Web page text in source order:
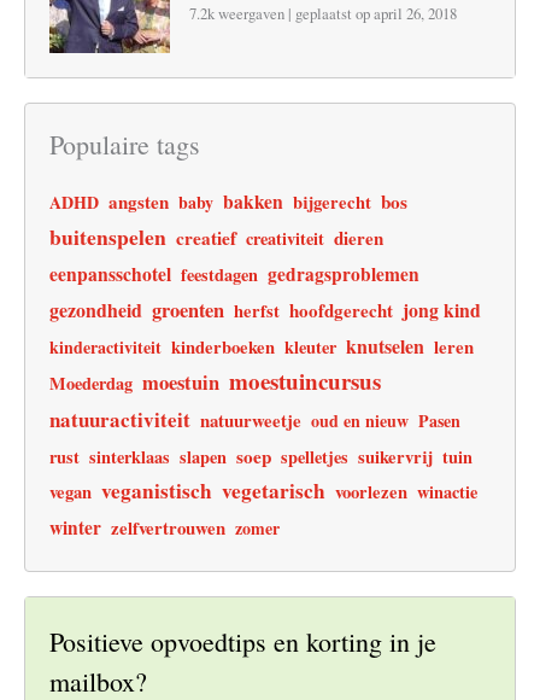
7.2k weergaven | geplaatst op april 26, 2018
Populaire tags
ADHD angsten baby bakken bijgerecht bos
buitenspelen creatief creativiteit dieren
eenpansschotel feestdagen gedragsproblemen
gezondheid groenten herfst hoofdgerecht jong kind
kinderactiviteit kinderboeken kleuter knutselen leren
Moederdag moestuin moestuincursus
natuuractiviteit natuurweetje oud en nieuw Pasen
rust sinterklaas slapen soep spelletjes suikervrij tuin
vegan veganistisch vegetarisch voorlezen winactie
winter zelfvertrouwen zomer
Positieve opvoedtips en korting in je
mailbox?